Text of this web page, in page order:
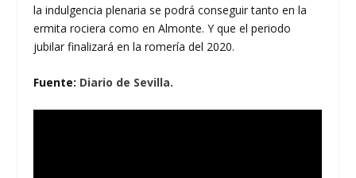
la indulgencia plenaria se podrá conseguir tanto en la
ermita rociera como en Almonte. Y que el periodo
jubilar finalizará en la romería del 2020.
Fuente: Diario de Sevilla.